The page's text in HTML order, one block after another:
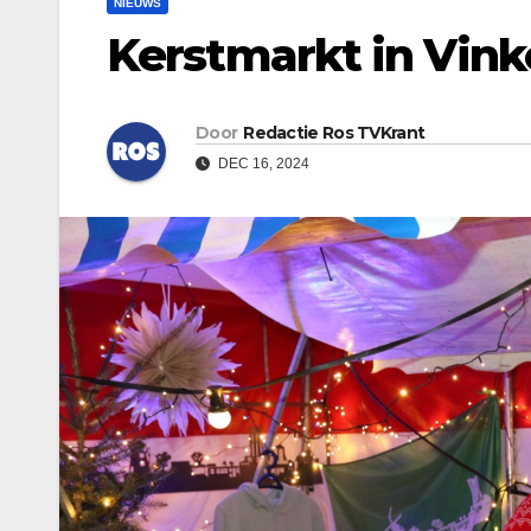
NIEUWS
Kerstmarkt in
Door Redactie Ros TVKrant
DEC 16, 2024